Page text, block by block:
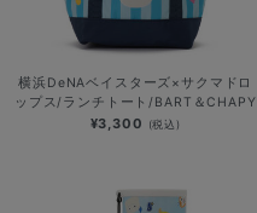
横浜DeNAベイスターズ×サクマドロ
ップス/ランチトート/BART＆CHAPY
¥3,300 (税込)